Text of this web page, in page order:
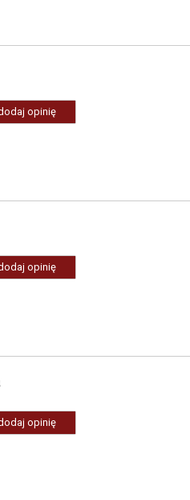
opinię
opinię
opinię